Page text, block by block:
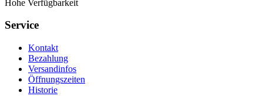
Hohe Verfügbarkeit
Service
Kontakt
Bezahlung
Versandinfos
Öffnungszeiten
Historie